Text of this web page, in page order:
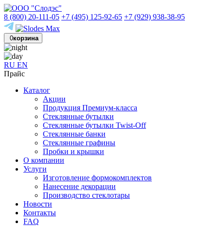
8 (800) 20-111-05 +7 (495) 125-92-65 +7 (929) 938-38-95
0корзина
RU EN
Прайс
Каталог
Акции
Продукция Премиум-класса
Стеклянные бутылки
Стеклянные бутылки Twist-Off
Стеклянные банки
Стеклянные графины
Пробки и крышки
О компании
Услуги
Изготовление формокомплектов
Нанесение декорации
Производство стеклотары
Новости
Контакты
FAQ